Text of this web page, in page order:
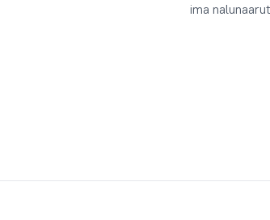
ima